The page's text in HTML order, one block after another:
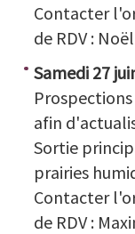
Contacter
de RDV :
Samedi 27
afin
Sortie
prairies
Contacter
de RDV :